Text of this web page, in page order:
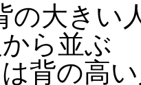
の大きい
ら並ぶ
背の高